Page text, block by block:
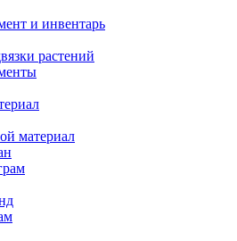
и инвентарь
растений
материал